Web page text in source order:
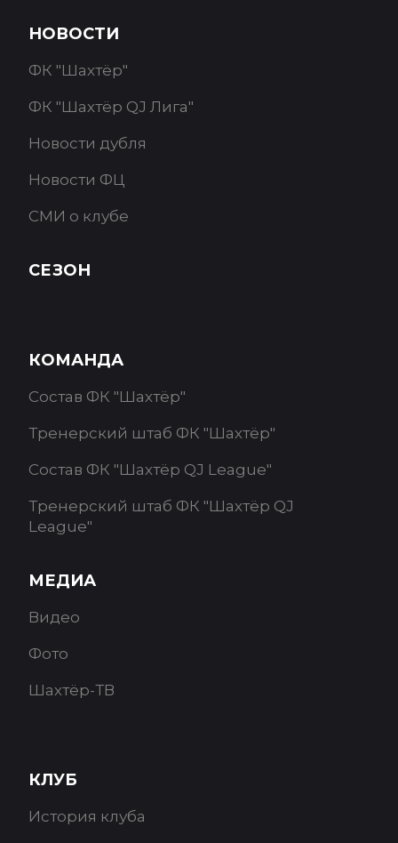
НОВОСТИ
ФК "Шахтёр"
ФК "Шахтёр QJ Лига"
Новости дубля
Новости ФЦ
СМИ о клубе
СЕЗОН
КОМАНДА
Состав ФК "Шахтёр"
Тренерский штаб ФК "Шахтёр"
Состав ФК "Шахтёр QJ League"
Тренерский штаб ФК "Шахтёр QJ
League"
МЕДИА
Видео
Фото
Шахтёр-ТВ
КЛУБ
История клуба